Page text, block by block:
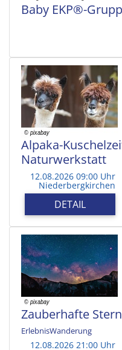
Baby EKP®-
Alpaka-
Naturwerkstatt
12.08.2026 09:00 Uhr
Niederbergkirchen
DETAIL
Zauberhafte
ErlebnisWanderung
12.08.2026 21:00 Uhr